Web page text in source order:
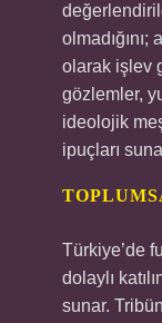
olarak işlev
gözlemler,
ideolojik
ipuçları
Türkiye’de
dolaylı
sunar.